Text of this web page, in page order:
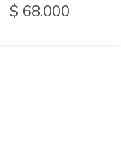
$ 68.000